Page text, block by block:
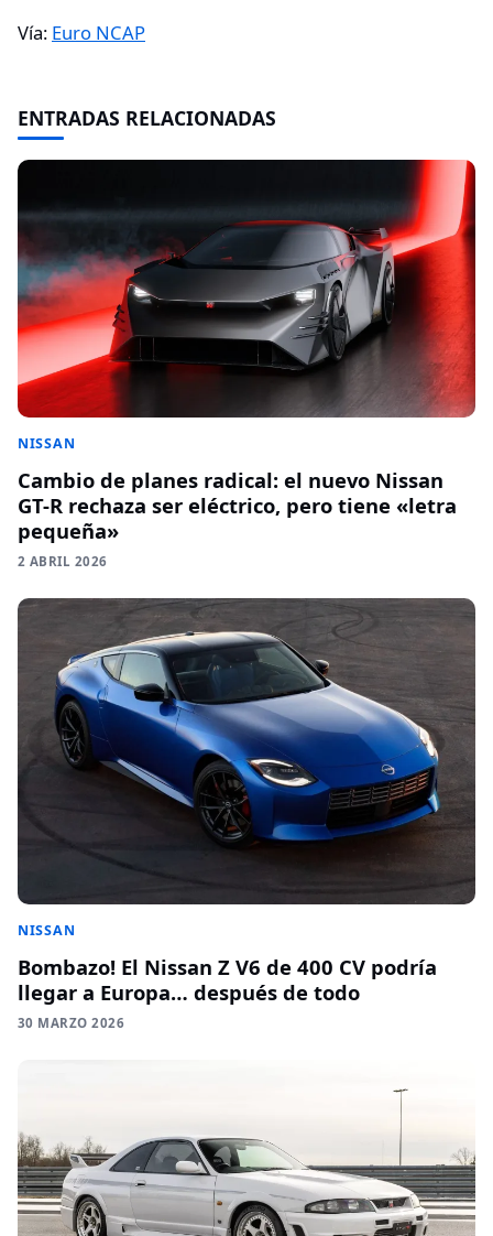
Vía: Euro NCAP
ENTRADAS RELACIONADAS
NISSAN
Cambio de planes radical: el nuevo Nissan
GT-R rechaza ser eléctrico, pero tiene «letra
pequeña»
2 ABRIL 2026
NISSAN
Bombazo! El Nissan Z V6 de 400 CV podría
llegar a Europa… después de todo
30 MARZO 2026